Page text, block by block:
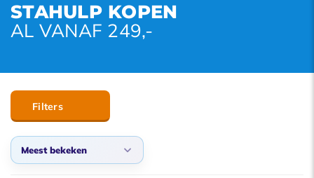
STAHULP KOPEN
AL VANAF 249,-
Filters
Meest bekeken